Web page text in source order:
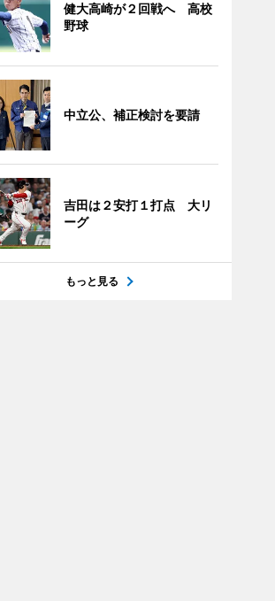
健大高崎が２回戦へ 高校
野球
中立公、補正検討を要請
吉田は２安打１打点 大リ
ーグ
もっと見る